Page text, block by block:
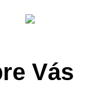
Vás